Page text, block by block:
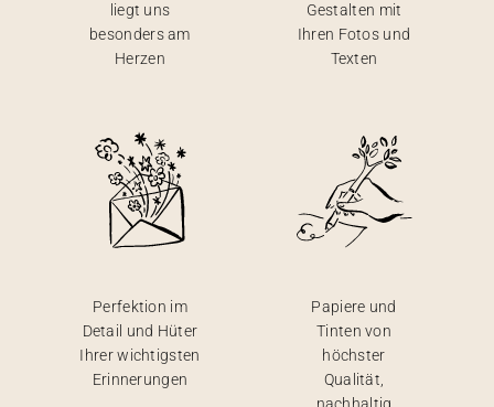
liegt uns
besonders am
Herzen
Gestalten mit
Ihren Fotos und
Texten
Perfektion im
Detail und Hüter
Ihrer wichtigsten
Erinnerungen
Papiere und
Tinten von
höchster
Qualität,